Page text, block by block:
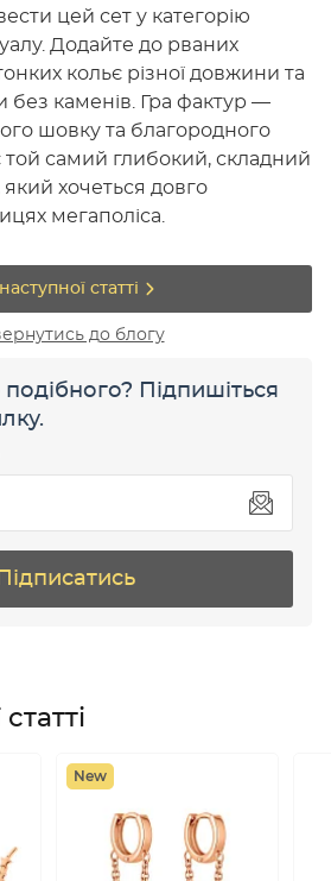
цей сет у категорію
Додайте до рваних
кольє різної довжини та
без каменів. Гра фактур —
шовку та благородного
самий глибокий, складний
хочеться довго
мегаполіса.
статті
до блогу
Підпишіться
Підписатись
New